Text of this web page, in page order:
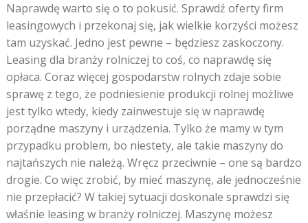
Naprawdę warto się o to pokusić. Sprawdź oferty firm
leasingowych i przekonaj się, jak wielkie korzyści możesz
tam uzyskać. Jedno jest pewne – będziesz zaskoczony.
Leasing dla branży rolniczej to coś, co naprawdę się
opłaca. Coraz więcej gospodarstw rolnych zdaje sobie
sprawę z tego, że podniesienie produkcji rolnej możliwe
jest tylko wtedy, kiedy zainwestuje się w naprawdę
porządne maszyny i urządzenia. Tylko że mamy w tym
przypadku problem, bo niestety, ale takie maszyny do
najtańszych nie należą. Wręcz przeciwnie – one są bardzo
drogie. Co więc zrobić, by mieć maszynę, ale jednocześnie
nie przepłacić? W takiej sytuacji doskonale sprawdzi się
właśnie leasing w branży rolniczej. Maszynę możesz